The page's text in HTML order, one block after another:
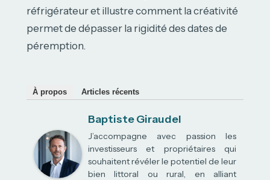
réfrigérateur et illustre comment la créativité
permet de dépasser la rigidité des dates de
péremption.
À propos Articles récents
Baptiste Giraudel
J’accompagne avec passion les
investisseurs et propriétaires qui
souhaitent révéler le potentiel de leur
bien littoral ou rural, en alliant